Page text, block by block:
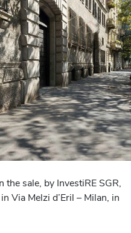
sale, by InvestiRE SGR,
Via Melzi d’Eril – Milan, in